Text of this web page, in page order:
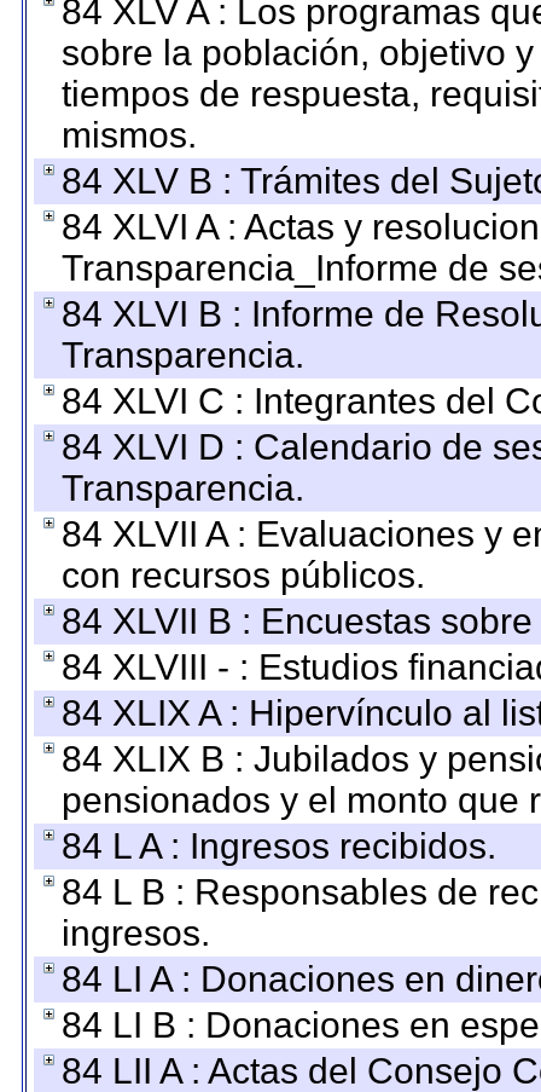
84 XLV A : Los programas
sobre la población, objetivo
tiempos de respuesta,
mismos.
84 XLV B : Trámites del
84 XLVI A : Actas y
Transparencia_Informe de
84 XLVI B : Informe de
Transparencia.
84 XLVI C : Integrantes del
84 XLVI D : Calendario de
Transparencia.
84 XLVII A : Evaluaciones y
con recursos públicos.
84 XLVII B : Encuestas
84 XLVIII - : Estudios
84 XLIX A : Hipervínculo al
84 XLIX B : Jubilados y
pensionados y el monto que
84 L A : Ingresos recibidos.
84 L B : Responsables de
ingresos.
84 LI A : Donaciones en
84 LI B : Donaciones en
84 LII A : Actas del Consejo